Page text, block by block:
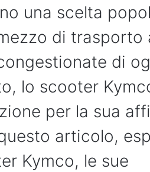
una scelta
di trasporto
di
lo scooter
per la sua
articolo,
Kymco, le sue